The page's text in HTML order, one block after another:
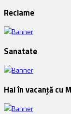
Reclame
Sanatate
Hai în vacanță cu